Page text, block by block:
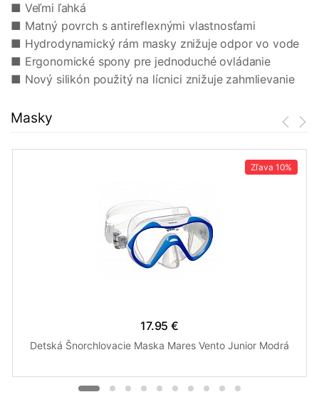
■ Veľmi ľahká
■ Matný povrch s antireflexnými vlastnosťami
■ Hydrodynamický rám masky znižuje odpor vo vode
■ Ergonomické spony pre jednoduché ovládanie
■ Nový silikón použitý na lícnici znižuje zahmlievanie
Masky
Zľava 10%
17.95 €
Detská Šnorchlovacie Maska Mares Vento Junior Modrá